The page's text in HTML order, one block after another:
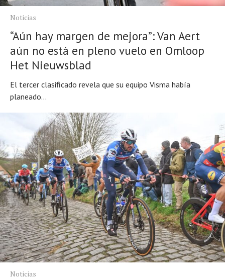
Noticias
“Aún hay margen de mejora”: Van Aert
aún no está en pleno vuelo en Omloop
Het Nieuwsblad
El tercer clasificado revela que su equipo Visma había
planeado...
Noticias